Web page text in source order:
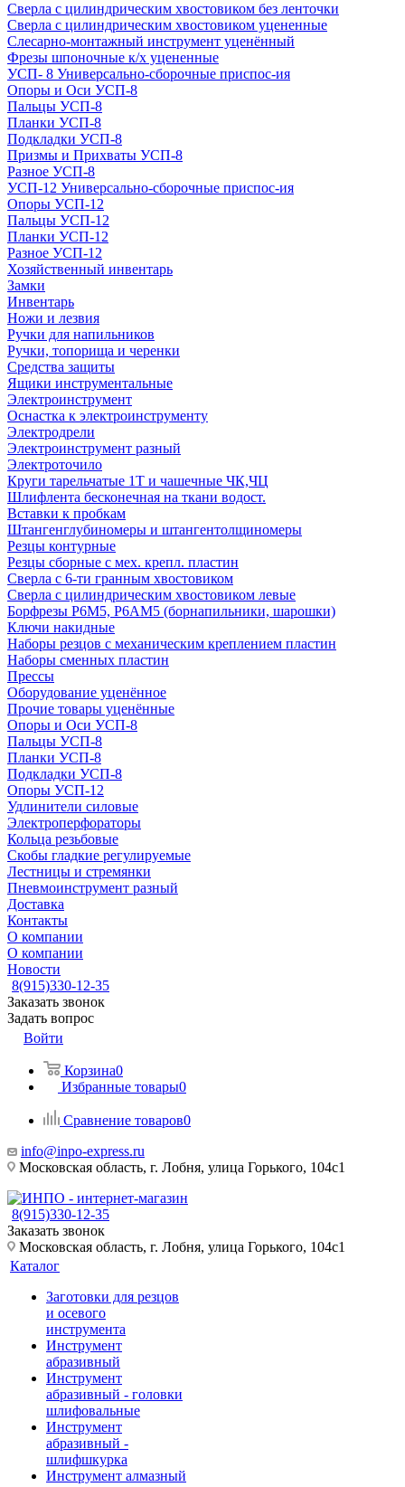
Сверла с цилиндрическим хвостовиком без ленточки
Сверла с цилиндрическим хвостовиком уцененные
Слесарно-монтажный инструмент уценённый
Фрезы шпоночные к/х уцененные
УСП- 8 Универсально-сборочные приспос-ия
Опоры и Оси УСП-8
Пальцы УСП-8
Планки УСП-8
Подкладки УСП-8
Призмы и Прихваты УСП-8
Разное УСП-8
УСП-12 Универсально-сборочные приспос-ия
Опоры УСП-12
Пальцы УСП-12
Планки УСП-12
Разное УСП-12
Хозяйственный инвентарь
Замки
Инвентарь
Ножи и лезвия
Ручки для напильников
Ручки, топорища и черенки
Средства защиты
Ящики инструментальные
Электроинструмент
Оснастка к электроинструменту
Электродрели
Электроинструмент разный
Электроточило
Круги тарельчатые 1Т и чашечные ЧК,ЧЦ
Шлифлента бесконечная на ткани водост.
Вставки к пробкам
Штангенглубиномеры и штангентолщиномеры
Резцы контурные
Резцы сборные с мех. крепл. пластин
Сверла с 6-ти гранным хвостовиком
Сверла с цилиндрическим хвостовиком левые
Борфрезы Р6М5, Р6АМ5 (борнапильники, шарошки)
Ключи накидные
Наборы резцов с механическим креплением пластин
Наборы сменных пластин
Прессы
Оборудование уценённое
Прочие товары уценённые
Опоры и Оси УСП-8
Пальцы УСП-8
Планки УСП-8
Подкладки УСП-8
Опоры УСП-12
Удлинители силовые
Электроперфораторы
Кольца резьбовые
Скобы гладкие регулируемые
Лестницы и стремянки
Пневмоинструмент разный
Доставка
Контакты
О компании
О компании
Новости
8(915)330-12-35
Заказать звонок
Задать вопрос
Войти
Корзина0
Избранные товары0
Сравнение товаров0
info@inpo-express.ru
Московская область, г. Лобня, улица Горького, 104с1
8(915)330-12-35
Заказать звонок
Московская область, г. Лобня, улица Горького, 104с1
Каталог
Заготовки для резцов
и осевого
инструмента
Инструмент
абразивный
Инструмент
абразивный - головки
шлифовальные
Инструмент
абразивный -
шлифшкурка
Инструмент алмазный